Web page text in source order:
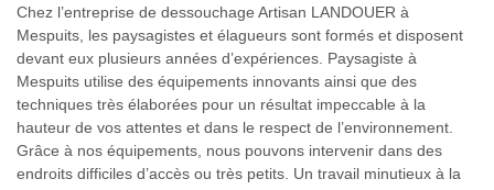
Chez l’entreprise de dessouchage Artisan LANDOUER à
Mespuits, les paysagistes et élagueurs sont formés et disposent
devant eux plusieurs années d’expériences. Paysagiste à
Mespuits utilise des équipements innovants ainsi que des
techniques très élaborées pour un résultat impeccable à la
hauteur de vos attentes et dans le respect de l’environnement.
Grâce à nos équipements, nous pouvons intervenir dans des
endroits difficiles d’accès ou très petits. Un travail minutieux à la